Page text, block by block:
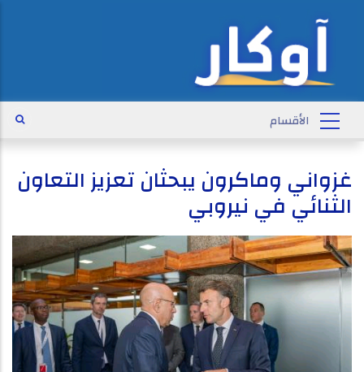
غزواني وماكرون يبحثان تعزيز التعاون
الثنائي في نيروبي